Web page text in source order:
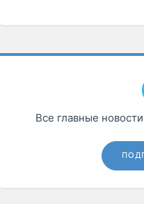
Все главные